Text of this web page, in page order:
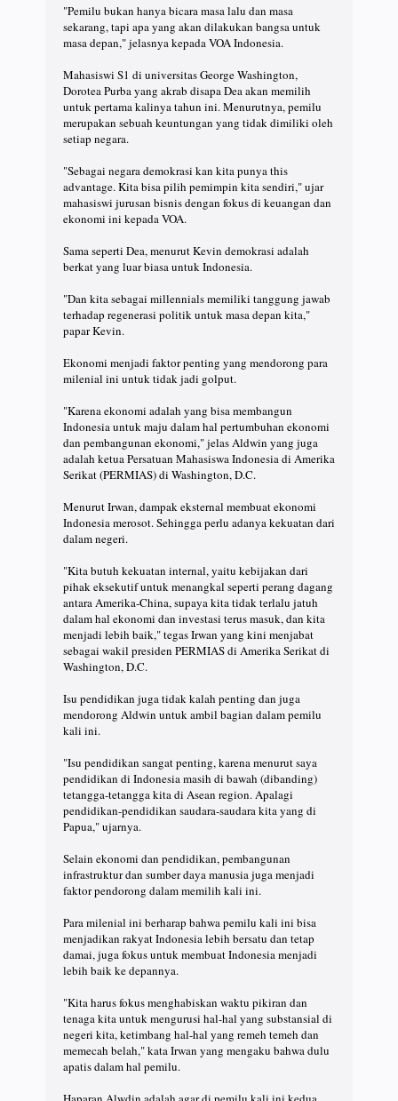
"Pemilu bukan hanya bicara masa lalu dan masa
sekarang, tapi apa yang akan dilakukan bangsa untuk
masa depan," jelasnya kepada VOA Indonesia.
Mahasiswi S1 di universitas George Washington,
Dorotea Purba yang akrab disapa Dea akan memilih
untuk pertama kalinya tahun ini. Menurutnya, pemilu
merupakan sebuah keuntungan yang tidak dimiliki oleh
setiap negara.
"Sebagai negara demokrasi kan kita punya this
advantage. Kita bisa pilih pemimpin kita sendiri," ujar
mahasiswi jurusan bisnis dengan fokus di keuangan dan
ekonomi ini kepada VOA.
Sama seperti Dea, menurut Kevin demokrasi adalah
berkat yang luar biasa untuk Indonesia.
"Dan kita sebagai millennials memiliki tanggung jawab
terhadap regenerasi politik untuk masa depan kita,"
papar Kevin.
Ekonomi menjadi faktor penting yang mendorong para
milenial ini untuk tidak jadi golput.
"Karena ekonomi adalah yang bisa membangun
Indonesia untuk maju dalam hal pertumbuhan ekonomi
dan pembangunan ekonomi," jelas Aldwin yang juga
adalah ketua Persatuan Mahasiswa Indonesia di Amerika
Serikat (PERMIAS) di Washington, D.C.
Menurut Irwan, dampak eksternal membuat ekonomi
Indonesia merosot. Sehingga perlu adanya kekuatan dari
dalam negeri.
"Kita butuh kekuatan internal, yaitu kebijakan dari
pihak eksekutif untuk menangkal seperti perang dagang
antara Amerika-China, supaya kita tidak terlalu jatuh
dalam hal ekonomi dan investasi terus masuk, dan kita
menjadi lebih baik," tegas Irwan yang kini menjabat
sebagai wakil presiden PERMIAS di Amerika Serikat di
Washington, D.C.
Isu pendidikan juga tidak kalah penting dan juga
mendorong Aldwin untuk ambil bagian dalam pemilu
kali ini.
"Isu pendidikan sangat penting, karena menurut saya
pendidikan di Indonesia masih di bawah (dibanding)
tetangga-tetangga kita di Asean region. Apalagi
pendidikan-pendidikan saudara-saudara kita yang di
Papua," ujarnya.
Selain ekonomi dan pendidikan, pembangunan
infrastruktur dan sumber daya manusia juga menjadi
faktor pendorong dalam memilih kali ini.
Para milenial ini berharap bahwa pemilu kali ini bisa
menjadikan rakyat Indonesia lebih bersatu dan tetap
damai, juga fokus untuk membuat Indonesia menjadi
lebih baik ke depannya.
"Kita harus fokus menghabiskan waktu pikiran dan
tenaga kita untuk mengurusi hal-hal yang substansial di
negeri kita, ketimbang hal-hal yang remeh temeh dan
memecah belah," kata Irwan yang mengaku bahwa dulu
apatis dalam hal pemilu.